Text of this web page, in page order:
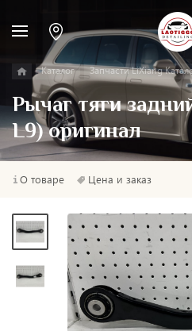
Каталог Запчасти LiXiang
Рычаг тяги
L9) оригинал
О товаре Цена и заказ